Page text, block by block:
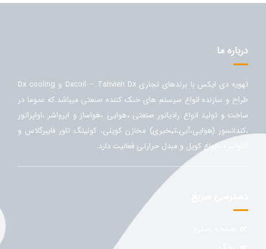
درباره ما
تهویه دی ایکس با برندهای تجاری Dxcoil – Tahvieh Dx و Dx cooling
طراح و سازنده انواع سیستم های خنک کننده صنعتی میباشد.که عموما در
ساخت و تولید انواع رادیاتور صنعتی ،هوایی ،هواساز و ایرواشر ،اواپراتور
،کندانسور (هوایی،آبی،تبخیری) مخازن کویلی، کولینگ تاور فایبرگلاس و
گالوانیزه ،انواع کویل و مبدل حرارتی فعالیت دارد.